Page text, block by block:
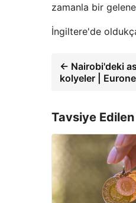
zamanla bir
İngiltere'de
← Nairobi'deki
kolyeler |
Tavsiye